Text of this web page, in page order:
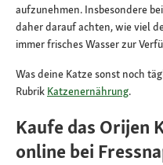
aufzunehmen. Insbesondere
daher darauf achten, wie viel
immer frisches Wasser zur
Was deine Katze sonst noch
Rubrik Katzenernährung.
Kaufe das
online bei